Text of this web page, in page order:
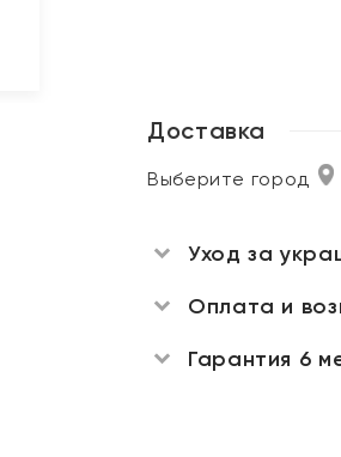
Доставка
Выберите город
Уход за
Оплата и
Гарантия 6